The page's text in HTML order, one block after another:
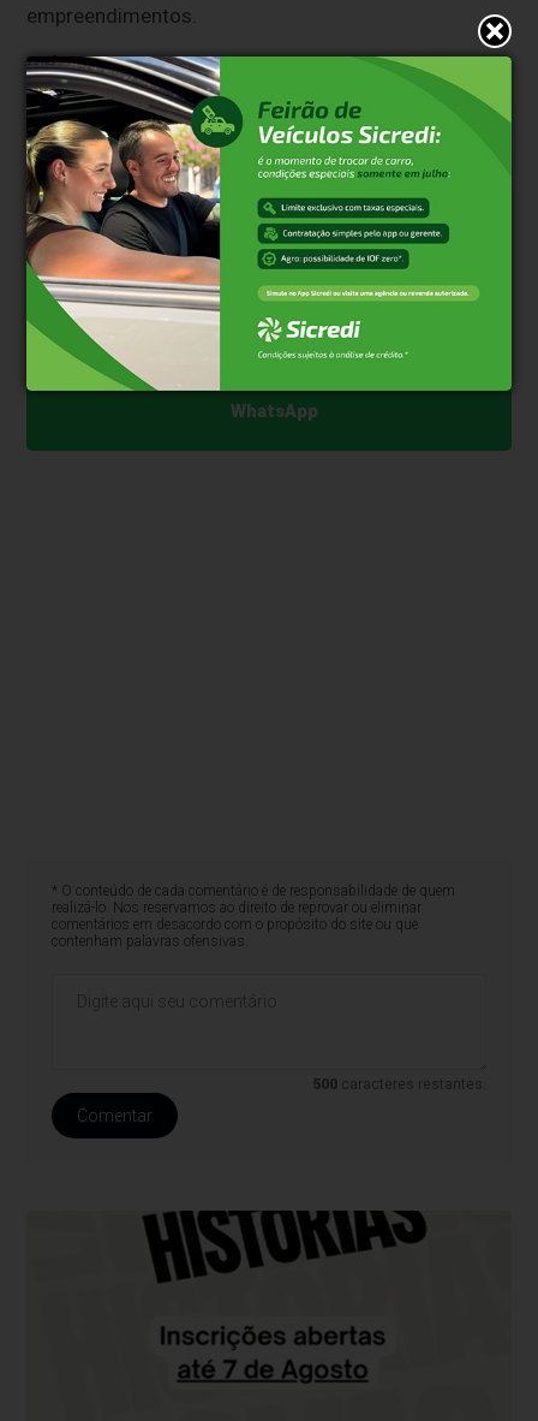
empreendimentos.
Sobre a Amman
Especializada em wellness experience, a Amman
desenvolve soluções integradas à experiência de
morar, criando ambientes e experiências que
promovem bem-estar, pertencimento e valorização
imobiliária.
Clique aqui e faça parte do nosso grupo no
WhatsApp
* O conteúdo de cada comentário é de responsabilidade de quem
realizá-lo. Nos reservamos ao direito de reprovar ou eliminar
comentários em desacordo com o propósito do site ou que
contenham palavras ofensivas.
500 caracteres restantes.
Comentar